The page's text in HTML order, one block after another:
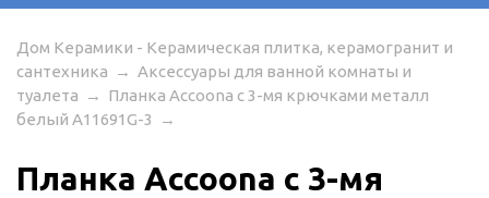
Дом Керамики - Керамическая плитка, керамогранит и
сантехника → Аксессуары для ванной комнаты и
туалета → Планка Accoona с 3-мя крючками металл
белый A11691G-3
→
Планка Accoona с 3-мя